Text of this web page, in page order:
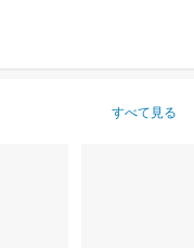
すべて見る